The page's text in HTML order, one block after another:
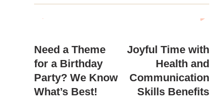
Need a Theme
for a Birthday
Party? We Know
What’s Best!
Joyful Time with
Health and
Communication
Skills Benefits